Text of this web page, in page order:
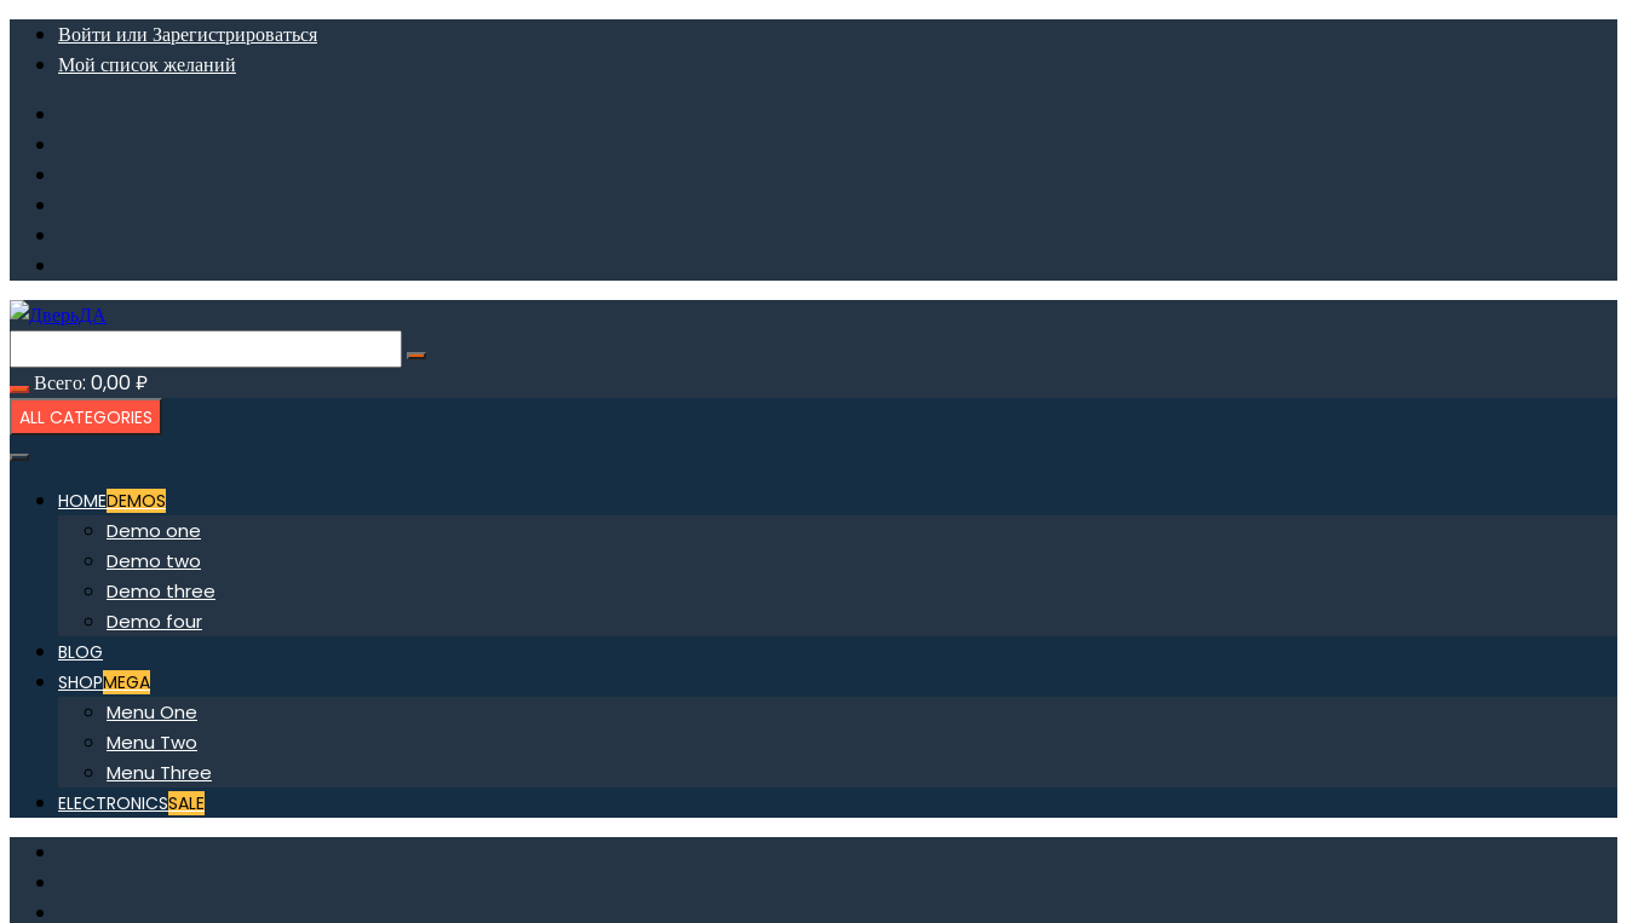
ПерейтиВойти или Зарегистрироваться
Мой список желаний
Всего: 0,00₽
ALL CATEGORIES
HOMEDEMOS
Demo one
Demo two
Demo three
Demo four
BLOG
SHOPMEGA
Menu One
Menu Two
Menu Three
ELECTRONICSSALE